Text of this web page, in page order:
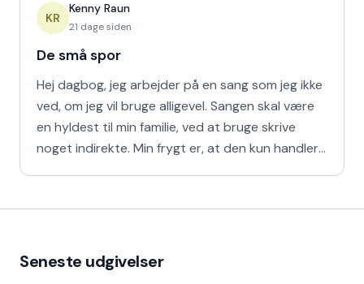
KR
Kenny Raun
21 dage siden
De små spor
Hej dagbog, jeg arbejder på en sang som jeg ikke
ved, om jeg vil bruge alligevel. Sangen skal være
en hyldest til min familie, ved at bruge skrive
noget indirekte. Min frygt er, at den kun handler
Seneste udgivelser